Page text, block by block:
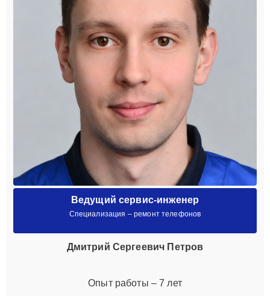
Ведущий сервис-инженер
Специализация – ремонт телефонов
Дмитрий Сергеевич Петров
Опыт работы – 7 лет